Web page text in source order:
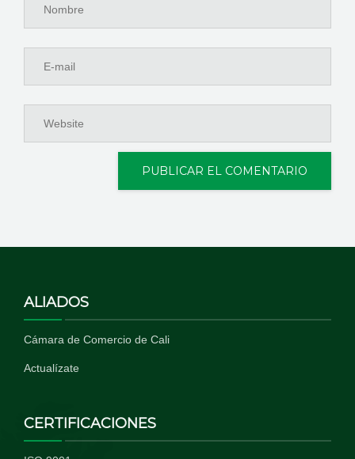
ALIADOS
Cámara de Comercio de Cali
Actualízate
CERTIFICACIONES